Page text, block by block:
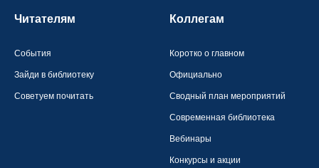
Читателям
События
Зайди в библиотеку
Советуем почитать
Коллегам
Коротко о главном
Официально
Сводный план мероприятий
Современная библиотека
Вебинары
Конкурсы и акции